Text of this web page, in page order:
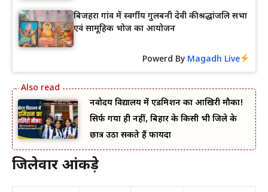
बिजहरा गांव में स्वर्गीय गुलबनी देवी की श्रद्धांजलि सभा
एवं सामूहिक भोज का आयोजन
Powerd By Magadh Live
नवोदय विद्यालय में एडमिशन का आखिरी मौका!
सिर्फ गया ही नहीं, बिहार के किसी भी जिले के
छात्र उठा सकते हैं फायदा
जिलेवार आंकड़े